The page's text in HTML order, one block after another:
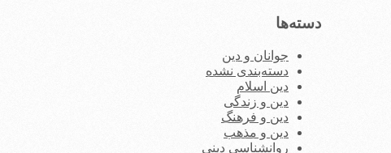
دسته‌ها
جوانان و دین
دسته‌بندی نشده
دین اسلام
دین و زندگی
دین و فرهنگ
دین و مذهب
روانشناسی دینی